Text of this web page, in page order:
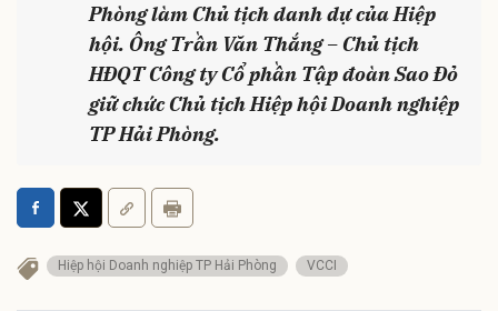
Phòng làm Chủ tịch danh dự của Hiệp
hội. Ông Trần Văn Thắng – Chủ tịch
HĐQT Công ty Cổ phần Tập đoàn Sao Đỏ
giữ chức Chủ tịch Hiệp hội Doanh nghiệp
TP Hải Phòng.
Hiệp hội Doanh nghiệp TP Hải Phòng VCCI